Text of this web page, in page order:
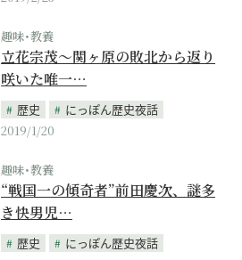
趣味･教養
立花宗茂～関ヶ原の敗北から返り
咲いた唯一…
歴史
にっぽん歴史夜話
2019/1/20
趣味･教養
“戦国一の傾奇者”前田慶次、謎多
き快男児…
歴史
にっぽん歴史夜話